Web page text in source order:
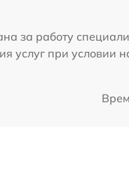
за работу
услуг при условии